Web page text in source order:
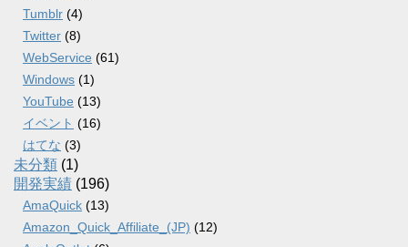
Tumblr (4)
Twitter (8)
WebService (61)
Windows (1)
YouTube (13)
イベント (16)
はてな (3)
未分類 (1)
開発実績 (196)
AmaQuick (13)
Amazon_Quick_Affiliate_(JP) (12)